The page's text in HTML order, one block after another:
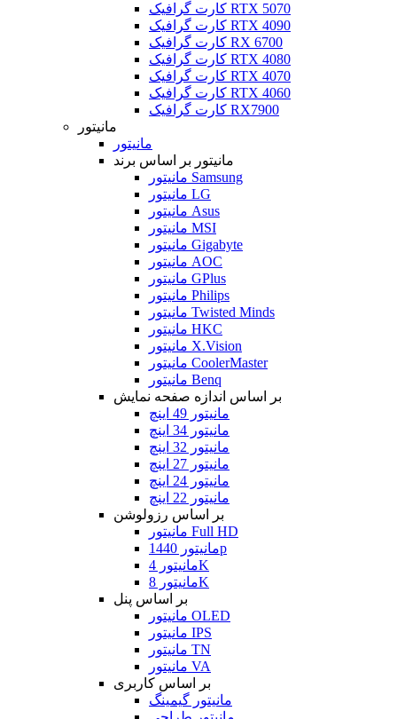
کارت گرافیک RTX 5070
کارت گرافیک RTX 4090
کارت گرافیک RX 6700
کارت گرافیک RTX 4080
کارت گرافیک RTX 4070
کارت گرافیک RTX 4060
کارت گرافیک RX7900
مانیتور
مانیتور
مانیتور بر اساس برند
مانیتور Samsung
مانیتور LG
مانیتور Asus
مانیتور MSI
مانیتور Gigabyte
مانیتور AOC
مانیتور GPlus
مانیتور Philips
مانیتور Twisted Minds
مانیتور HKC
مانیتور X.Vision
مانیتور CoolerMaster
مانیتور Benq
بر اساس اندازه صفحه نمایش
مانیتور 49 اینچ
مانیتور 34 اینچ
مانیتور 32 اینچ
مانیتور 27 اینچ
مانیتور 24 اینچ
مانیتور 22 اینچ
بر اساس رزولوشن
مانیتور Full HD
مانیتور 1440p
مانیتور 4K
مانیتور 8K
بر اساس پنل
مانیتور OLED
مانیتور IPS
مانیتور TN
مانیتور VA
بر اساس کاربری
مانیتور گیمینگ